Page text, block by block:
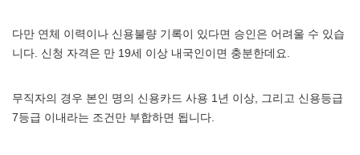
다만 연체 이력이나 신용불량 기록이 있다면 승인은 어려울 수 있습
니다. 신청 자격은 만 19세 이상 내국인이면 충분한데요.
무직자의 경우 본인 명의 신용카드 사용 1년 이상, 그리고 신용등급
7등급 이내라는 조건만 부합하면 됩니다.